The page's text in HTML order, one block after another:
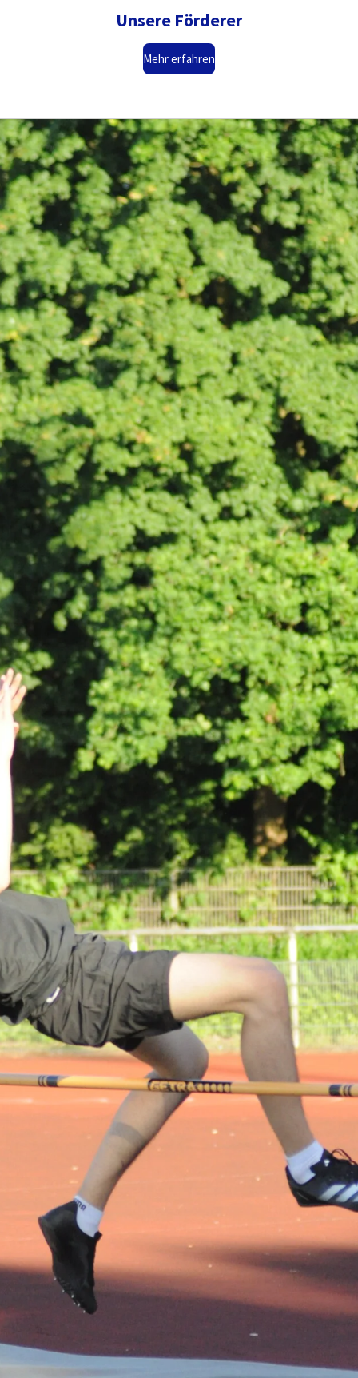
Unsere Förderer
Mehr erfahren